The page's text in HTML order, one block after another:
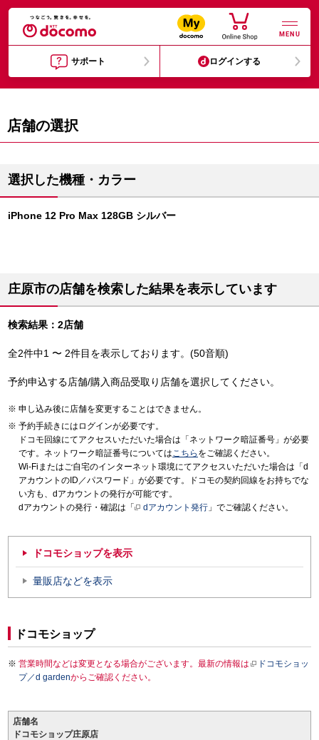
MENU
サポート ログインする
店舗の選択
選択した機種・カラー
iPhone 12 Pro Max 128GB シルバー
庄原市の店舗を検索した結果を表示しています
検索結果：2店舗
全2件中1 〜 2件目を表示しております。(50音順)
予約申込する店舗/購入商品受取り店舗を選択してください。
申し込み後に店舗を変更することはできません。
予約手続きにはログインが必要です。
ドコモ回線にてアクセスいただいた場合は「ネットワーク暗証番号」が必要
です。ネットワーク暗証番号についてはこちら をご確認ください。
Wi-Fiまたはご自宅のインターネット環境にてアクセスいただいた場合は「d
アカウントのID／パスワード」が必要です。ドコモの契約回線をお持ちでな
い方も、dアカウントの発行が可能です。
dアカウントの発行・確認は「
dアカウント発行 」でご確認ください。
ドコモショップを表示
量販店などを表示
ドコモショップ
営業時間などは変更となる場合がございます。最新の情報は
ドコモショッ
プ／d gardenからご確認ください。
店舗名
ドコモショップ庄原店